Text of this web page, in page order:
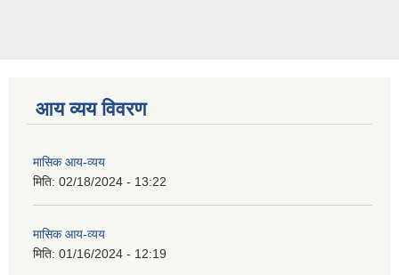
आय व्यय विवरण
मासिक आय-व्यय
मिति: 02/18/2024 - 13:22
मासिक आय-व्यय
मिति: 01/16/2024 - 12:19